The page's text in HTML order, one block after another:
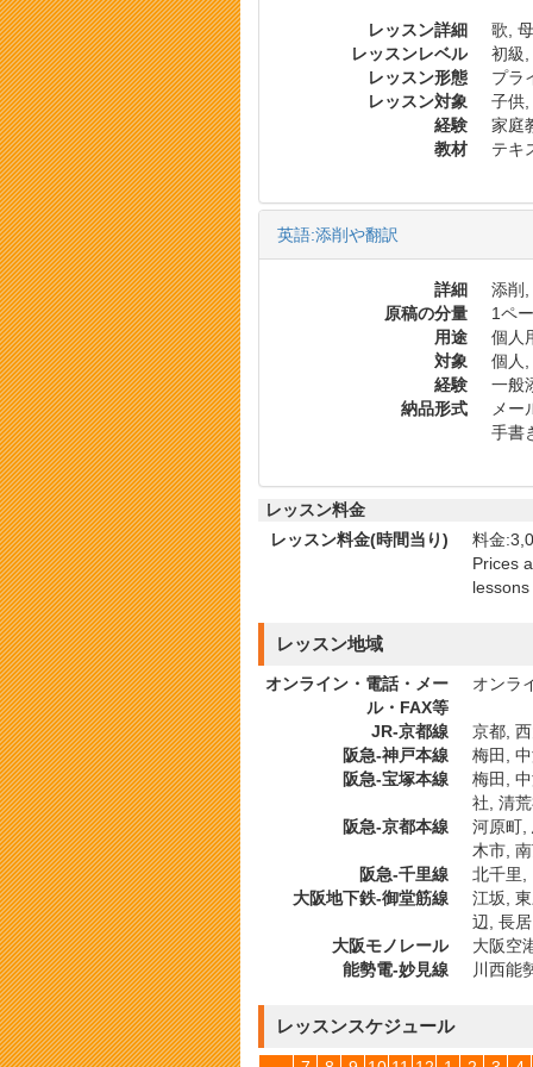
レッスン詳細
歌,
レッスンレベル
初級
レッスン形態
プラ
レッスン対象
子供,
経験
家庭
教材
テキ
英語:添削や翻訳
詳細
添削
原稿の分量
1ペ
用途
個人
対象
個人,
経験
一般
納品形式
メー
手書
レッスン料金
レッスン料金(時間当り)
料金
Prices
レッスン地域
オンライン・電話・メー
ル・FAX等
オンラ
JR-京都線
京都,
阪急-神戸本線
梅田,
阪急-宝塚本線
梅田,
社, 清
阪急-京都本線
河原町,
木市,
阪急-千里線
北千里,
大阪地下鉄-御堂筋線
江坂,
辺, 長
大阪モノレール
大阪空
能勢電-妙見線
川西能
レッスンスケジュール